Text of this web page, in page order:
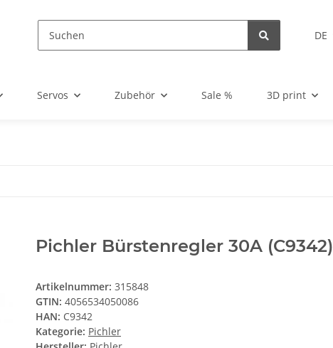
DE
Servos Zubehör Sale % 3D print
Pichler Bürstenregler 30A (C9342)
Artikelnummer: 315848
GTIN: 4056534050086
HAN: C9342
Kategorie: Pichler